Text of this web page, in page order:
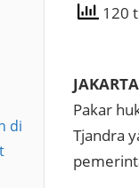
120
Pakar
Tjandra
di